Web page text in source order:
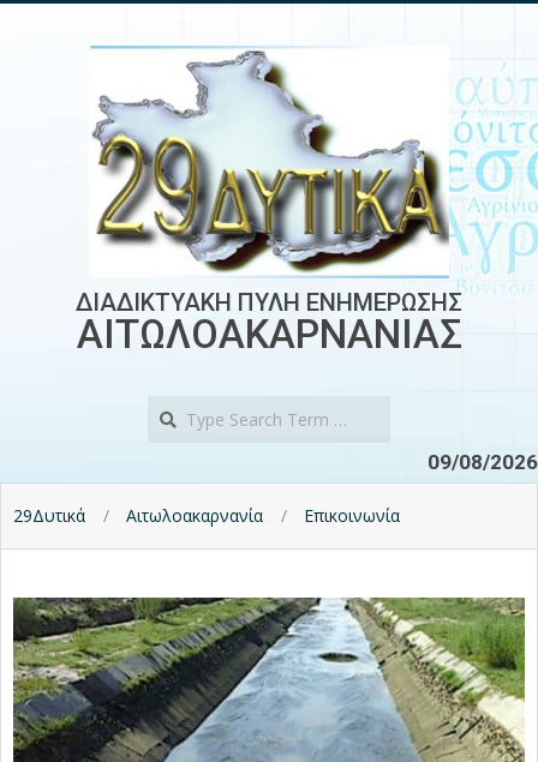
ΔΙΑΔΙΚΤΥΑΚΗ ΠΥΛΗ ΕΝΗΜΕΡΩΣΗΣ
ΑΙΤΩΛΟΑΚΑΡΝΑΝΙΑΣ
09/08/2026
29Δυτικά Αιτωλοακαρνανία Επικοινωνία